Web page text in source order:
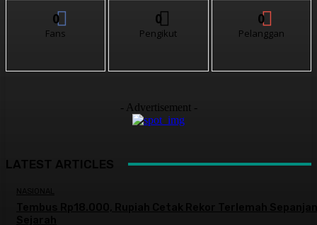
0
Fans
0
Pengikut
0
Pelanggan
- Advertisement -
LATEST ARTICLES